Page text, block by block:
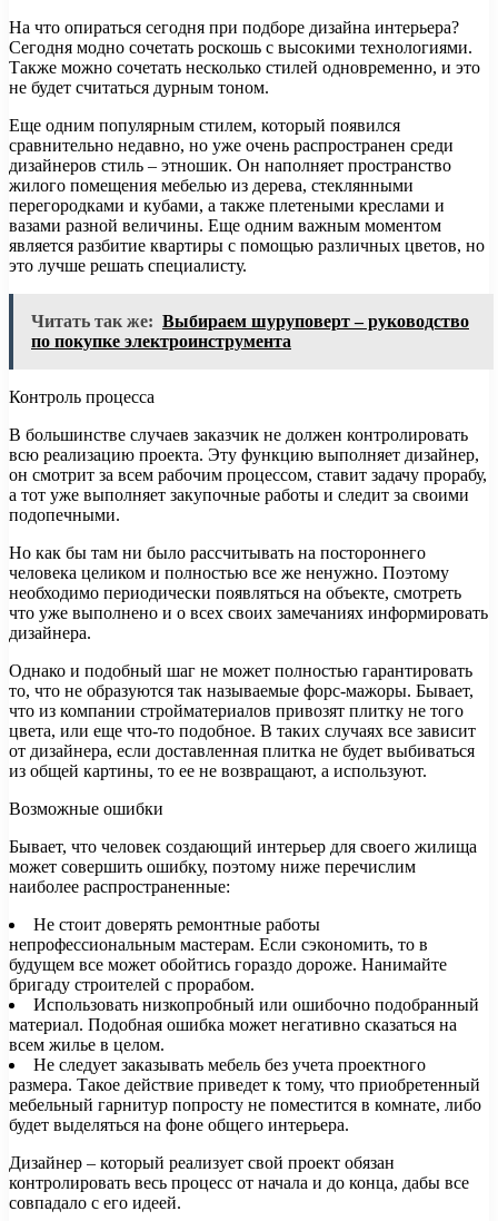
На что опираться сегодня при подборе дизайна интерьера?
Сегодня модно сочетать роскошь с высокими технологиями.
Также можно сочетать несколько стилей одновременно, и это
не будет считаться дурным тоном.
Еще одним популярным стилем, который появился
сравнительно недавно, но уже очень распространен среди
дизайнеров стиль – этношик. Он наполняет пространство
жилого помещения мебелью из дерева, стеклянными
перегородками и кубами, а также плетеными креслами и
вазами разной величины. Еще одним важным моментом
является разбитие квартиры с помощью различных цветов, но
это лучше решать специалисту.
Читать так же: Выбираем шуруповерт – руководство
по покупке электроинструмента
Контроль процесса
В большинстве случаев заказчик не должен контролировать
всю реализацию проекта. Эту функцию выполняет дизайнер,
он смотрит за всем рабочим процессом, ставит задачу прорабу,
а тот уже выполняет закупочные работы и следит за своими
подопечными.
Но как бы там ни было рассчитывать на постороннего
человека целиком и полностью все же ненужно. Поэтому
необходимо периодически появляться на объекте, смотреть
что уже выполнено и о всех своих замечаниях информировать
дизайнера.
Однако и подобный шаг не может полностью гарантировать
то, что не образуются так называемые форс-мажоры. Бывает,
что из компании стройматериалов привозят плитку не того
цвета, или еще что-то подобное. В таких случаях все зависит
от дизайнера, если доставленная плитка не будет выбиваться
из общей картины, то ее не возвращают, а используют.
Возможные ошибки
Бывает, что человек создающий интерьер для своего жилища
может совершить ошибку, поэтому ниже перечислим
наиболее распространенные:
Не стоит доверять ремонтные работы
непрофессиональным мастерам. Если сэкономить, то в
будущем все может обойтись гораздо дороже. Нанимайте
бригаду строителей с прорабом.
Использовать низкопробный или ошибочно подобранный
материал. Подобная ошибка может негативно сказаться на
всем жилье в целом.
Не следует заказывать мебель без учета проектного
размера. Такое действие приведет к тому, что приобретенный
мебельный гарнитур попросту не поместится в комнате, либо
будет выделяться на фоне общего интерьера.
Дизайнер – который реализует свой проект обязан
контролировать весь процесс от начала и до конца, дабы все
совпадало с его идеей.